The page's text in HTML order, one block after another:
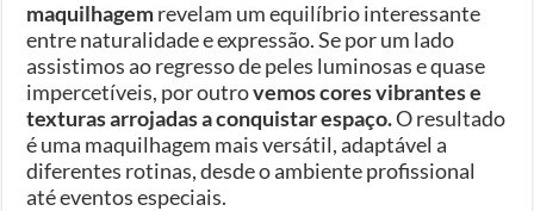
maquilhagemrevelam um equilíbrio interessante
entre naturalidade e expressão. Se por um lado
assistimos ao regresso de peles luminosas e quase
impercetíveis, por outrovemos cores vibrantes e
texturas arrojadas a conquistar espaço.O resultado
é uma maquilhagem mais versátil, adaptável a
diferentes rotinas, desde o ambiente profissional
até eventos especiais.